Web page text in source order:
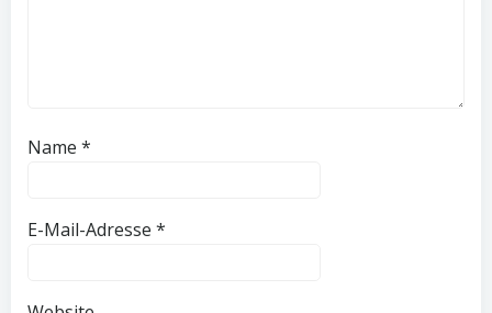
Name *
E-Mail-Adresse *